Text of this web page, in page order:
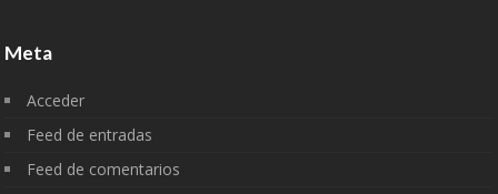
Meta
Acceder
Feed de entradas
Feed de comentarios